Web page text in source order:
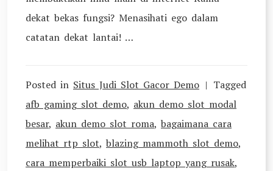
dekat bekas fungsi? Menasihati ego dalam
catatan dekat lantai! …
Posted in Situs Judi Slot Gacor Demo
Tagged
afb gaming slot demo, akun demo slot modal
besar, akun demo slot roma, bagaimana cara
melihat rtp slot, blazing mammoth slot demo,
cara memperbaiki slot usb laptop yang rusak,